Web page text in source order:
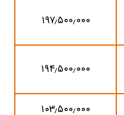
۱۹۷٫۵۰۰٫۰۰۰
۱۹۴٫۵۰۰٫۰۰۰
۱۰۳٫۵۰۰٫۰۰۰